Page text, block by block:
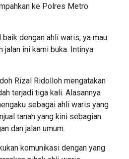
ke Polres Metro
baik dengan ahli waris, ya mau
jalan ini kami buka. Intinya
Rizal Ridolloh mengatakan
terjadi tiga kali. Alasannya
sebagai ahli waris yang
tanah yang kini sebagian
dan jalan umum.
komunikasi dengan yang